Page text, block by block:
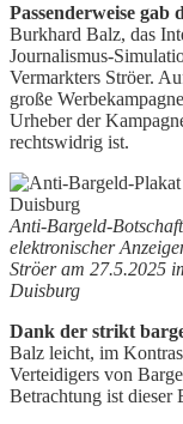
Passenderweise
Burkhard Balz, das
Journalismus-
Vermarkters Ströer.
große
Urheber der
rechtswidrig ist.
Anti-Bargeld-
elektronischer
Ströer am 27.5.2025
Duisburg
Dank der strikt
Balz leicht, im
Verteidigers von
Betrachtung ist dieser